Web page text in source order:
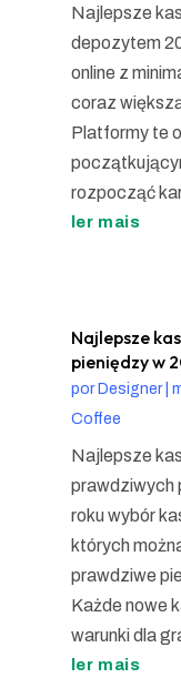
Najlepsze
depozytem
online z
coraz
Platformy te
rozpocząć
ler mais
Najlepsze
pieniędzy w
porDesigner|
Coffee
Najlepsze
prawdziwych
roku wybór
których
prawdziwe
Każde nowe
warunki dla
ler mais